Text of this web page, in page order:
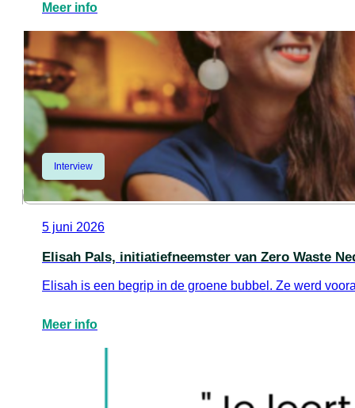
Meer info
Interview
5 juni 2026
Elisah Pals, initiatiefneemster van Zero Waste
Elisah is een begrip in de groene bubbel. Ze werd
Meer info